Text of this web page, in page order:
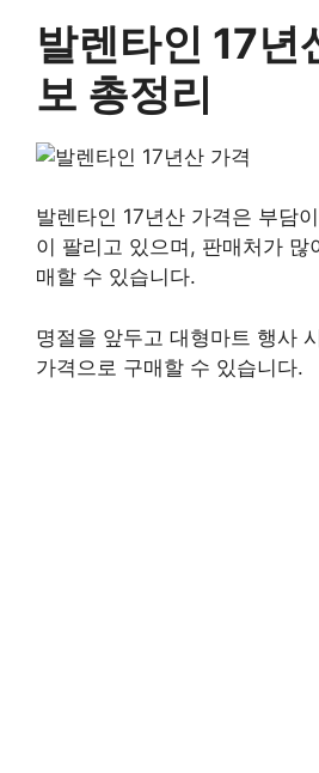
발렌타인 17년
보 총정리
발렌타인 17년산 가격은 부담
이 팔리고 있으며, 판매처가 많
매할 수 있습니다.
명절을 앞두고 대형마트 행사
가격으로 구매할 수 있습니다.